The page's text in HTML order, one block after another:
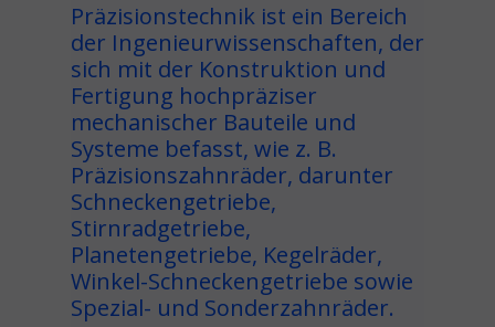
Präzisionstechnik ist ein Bereich
der Ingenieurwissenschaften, der
sich mit der Konstruktion und
Fertigung hochpräziser
mechanischer Bauteile und
Systeme befasst, wie z. B.
Präzisionszahnräder, darunter
Schneckengetriebe,
Stirnradgetriebe,
Planetengetriebe, Kegelräder,
Winkel-Schneckengetriebe sowie
Spezial- und Sonderzahnräder.